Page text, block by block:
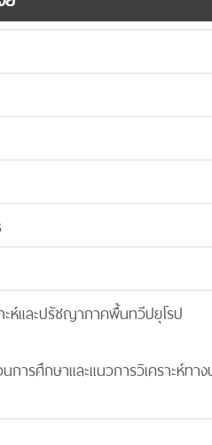
ห์และปรัชญาภาคพื้นทวีปยุโรป
ารศึกษาและแนวการวิเคราะห์ทา